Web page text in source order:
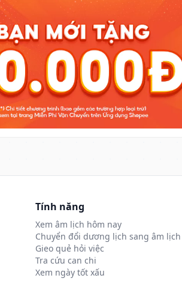
Tính năng
Xem âm lịch hôm nay
Chuyển đổi dương lịch sang âm lịch
Gieo quẻ hỏi việc
Tra cứu can chi
Xem ngày tốt xấu